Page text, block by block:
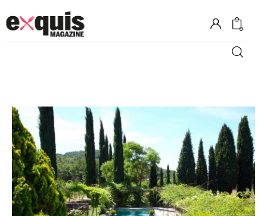
0
Gastronomie
Recettes
Shopping
Évènements